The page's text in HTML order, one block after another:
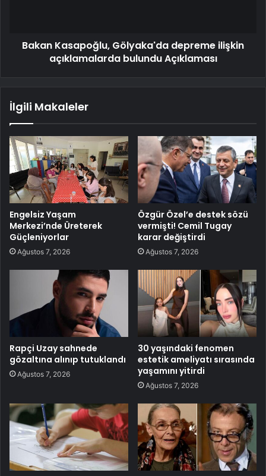
Bakan Kasapoğlu, Gölyaka'da depreme ilişkin
açıklamalarda bulundu Açıklaması
İlgili Makaleler
Engelsiz Yaşam
Merkezi’nde Üreterek
Güçleniyorlar
Ağustos 7, 2026
Özgür Özel’e destek sözü
vermişti! Cemil Tugay
karar değiştirdi
Ağustos 7, 2026
Rapçi Uzay sahnede
gözaltına alınıp tutuklandı
Ağustos 7, 2026
30 yaşındaki fenomen
estetik ameliyatı sırasında
yaşamını yitirdi
Ağustos 7, 2026